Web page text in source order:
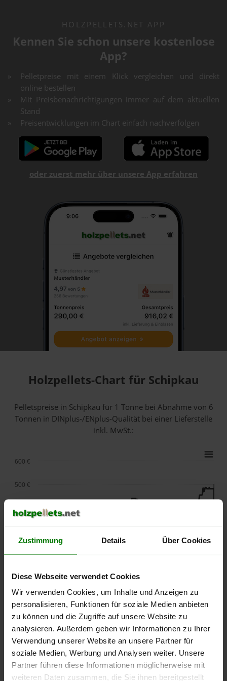
Zustimmung Details Über Cookies
Diese Webseite verwendet Cookies
Wir verwenden Cookies, um Inhalte und Anzeigen zu
personalisieren, Funktionen für soziale Medien anbieten
zu können und die Zugriffe auf unsere Website zu
analysieren. Außerdem geben wir Informationen zu Ihrer
Verwendung unserer Website an unsere Partner für
soziale Medien, Werbung und Analysen weiter. Unsere
Partner führen diese Informationen möglicherweise mit
weiteren Daten zusammen, die Sie ihnen bereitgestellt
HOLZPELLETS.NET APP
Kennen Sie schon unsere kostenlose
App?
Pelletpreise mit einem Klick vergleichen und direkt
online bestellen
Mit Preisbenachrichtigungen immer auf dem aktuellen
Stand
Preisentwicklungen im Chart einfach nachverfolgen
oder zuerst mehr über unsere App erfahren
Holzpellets-Chart für Schipkau
Pelletspreise in Schipkau für 1 Tonne bei Abnahmevon 6
Tonnen in DINplus-/ENplus-Qualität bei einer Lieferstelle
inkl. MwSt.:
lose Ware Sackware
September
2025
Januar
2026
Mai
2026
100 €
200 €
400 €
500 €
600 €
Die aktuelle Preisentwicklung für Holzpellets in Deutschland
können Sie jederzeit auf unsererPelletspreise-Seite
nachvollziehen.